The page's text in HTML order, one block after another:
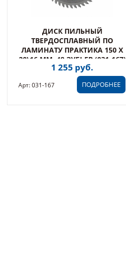
ДИСК ПИЛЬНЫЙ
ТВЕРДОСПЛАВНЫЙ ПО
ЛАМИНАТУ ПРАКТИКА 150 Х
20\16 ММ, 48 ЗУБЬЕВ (031-167)
1 255 руб.
ПОДРОБНЕЕ
Арт: 031-167